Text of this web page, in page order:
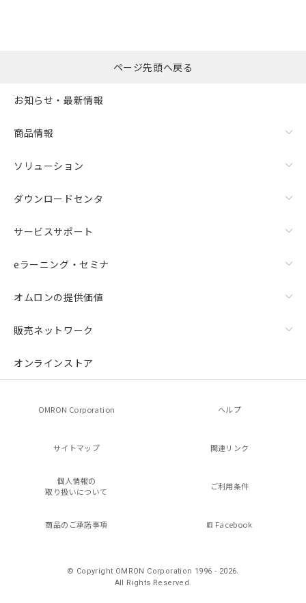
ページ先頭へ戻る
お知らせ・最新情報
商品情報
ソリューション
ダウンロードセンタ
サービスサポート
eラーニング・セミナ
オムロンの提供価値
販売ネットワーク
オンラインストア
OMRON Corporation ヘルプ
サイトマップ 関連リンク
個人情報の
取り扱いについて
ご利用条件
商品のご承諾事項 Facebook
© Copyright OMRON Corporation 1996 - 2026.
All Rights Reserved.